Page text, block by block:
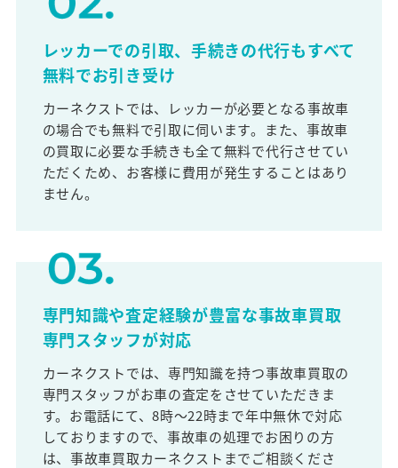
レッカーでの引取、手続きの代行もすべて
無料でお引き受け
カーネクストでは、レッカーが必要となる事故車
の場合でも無料で引取に伺います。また、事故車
の買取に必要な手続きも全て無料で代行させてい
ただくため、お客様に費用が発生することはあり
ません。
専門知識や査定経験が豊富な事故車買取
専門スタッフが対応
カーネクストでは、専門知識を持つ事故車買取の
専門スタッフがお車の査定をさせていただきま
す。お電話にて、8時～22時まで年中無休で対応
しておりますので、事故車の処理でお困りの方
は、事故車買取カーネクストまでご相談くださ